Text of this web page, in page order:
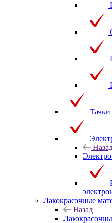
Тачки
Назад
Лакокрасочные
Назад